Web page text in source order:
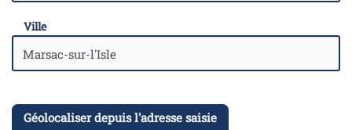
Ville
Géolocaliser depuis l'adresse saisie